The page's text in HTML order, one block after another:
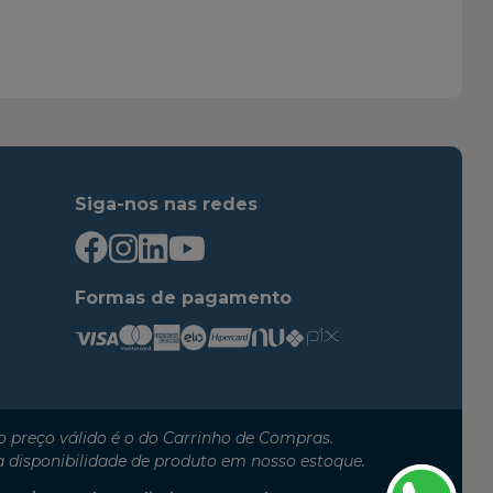
1995
1996
2009
2004
2004
2009
2005
2011
Siga-nos nas redes
Formas de pagamento
preço válido é o do Carrinho de Compras.
de produto em nosso estoque.